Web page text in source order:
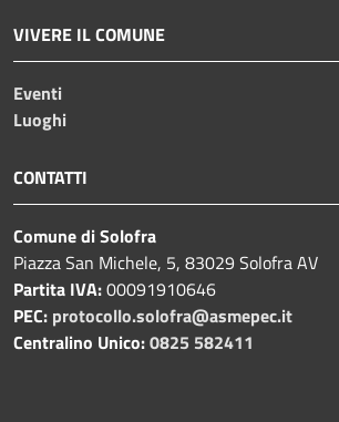
VIVERE IL COMUNE
Eventi
Luoghi
CONTATTI
Comune di Solofra
Piazza San Michele, 5, 83029 Solofra AV
Partita IVA:00091910646
PEC: protocollo.solofra@asmepec.it
Centralino Unico:0825 582411